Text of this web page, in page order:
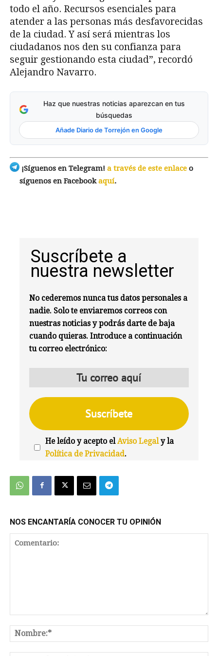
todo el año. Recursos esenciales para
atender a las personas más desfavorecidas
de la ciudad. Y así será mientras los
ciudadanos nos den su confianza para
seguir gestionando esta ciudad”, recordó
Alejandro Navarro.
Haz que nuestras noticias aparezcan en tus
búsquedas
Añade Diario de Torrejón en Google
¡Síguenos en Telegram! a través de este enlace o
síguenos en Facebookaquí.
Suscríbete a
nuestra newsletter
No cederemos nunca tus datos personales a
nadie. Solo te enviaremos correos con
nuestras noticias y podrás darte de baja
cuando quieras. Introduce a continuación
tu correo electrónico:
He leído y acepto elAviso Legaly la
Política de Privacidad.
NOS ENCANTARÍA CONOCER TU OPINIÓN